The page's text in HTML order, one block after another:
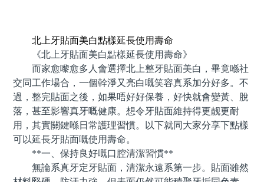
北上牙貼面美白點樣延長使用壽命
《北上牙貼面美白點樣延長使用壽命》
而家愈嚟愈多人會選擇北上整牙貼面美白，畢竟喺社
交同工作場合，一個幹淨又亮白嘅笑容真系加分好多。不
過，整完貼面之後，如果唔好好保養，好快就會變黃、脫
落，甚至影響真牙嘅健康。想令牙貼面維持得更靓更耐
用，其實關鍵喺日常護理習慣。以下就同大家分享下點樣
可以延長牙貼面嘅使用壽命。
**一、保持良好嘅口腔清潔習慣**
無論系真牙定牙貼面，清潔永遠系第一步。貼面雖然